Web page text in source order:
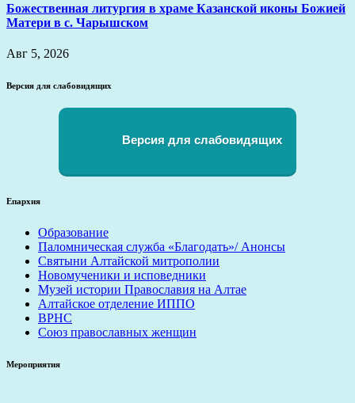
Божественная литургия в храме Казанской иконы Божией
Матери в с. Чарышском
Авг 5, 2026
Версия для слабовидящих
Версия для слабовидящих
Епархия
Образование
Паломническая служба «Благодать»/ Анонсы
Святыни Алтайской митрополии
Новомученики и исповедники
Музей истории Православия на Алтае
Алтайское отделение ИППО
ВРНС
Союз православных женщин
Мероприятия